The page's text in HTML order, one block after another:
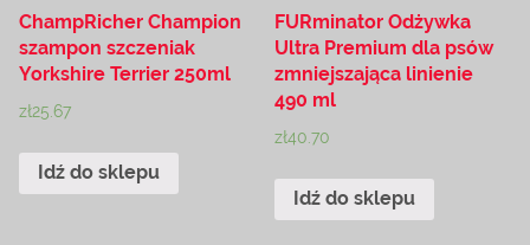
ChampRicher Champion
szampon szczeniak
Yorkshire Terrier 250ml
zł25.67
Idź do sklepu
FURminator Odżywka
Ultra Premium dla psów
zmniejszająca linienie
490 ml
zł40.70
Idź do sklepu